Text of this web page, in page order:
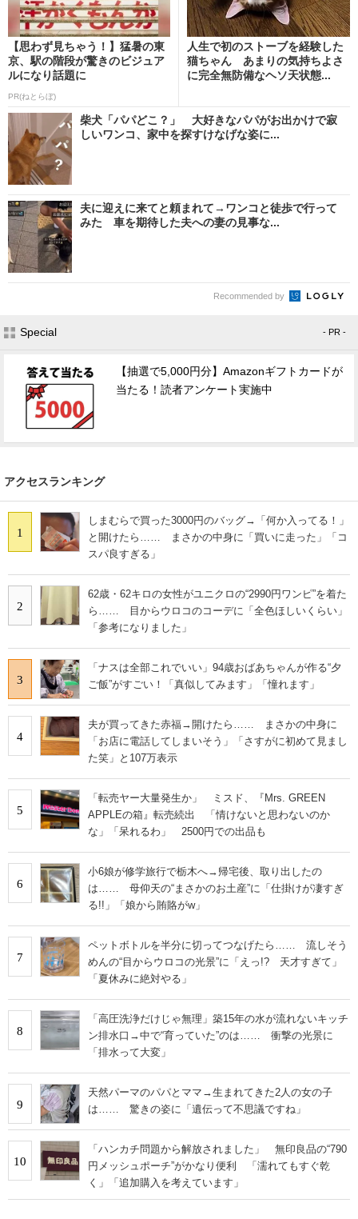
【思わず見ちゃう！】猛暑の東
京、駅の階段が驚きのビジュア
ルになり話題に
PR(ねとらぼ)
人生で初のストーブを経験した
猫ちゃん あまりの気持ちよさ
に完全無防備なヘソ天状態...
柴犬「パパどこ？」 大好きなパパがお出かけで寂
しいワンコ、家中を探すけなげな姿に...
夫に迎えに来てと頼まれて→ワンコと徒歩で行って
みた 車を期待した夫への妻の見事な...
Recommended by
Special - PR -
【抽選で5,000円分】Amazonギフトカードが
当たる！読者アンケート実施中
アクセスランキング
1
しまむらで買った3000円のバッグ→「何か入ってる！」
と開けたら…… まさかの中身に「買いに走った」「コ
スパ良すぎる」
2
62歳・62キロの女性がユニクロの“2990円ワンピ”を着た
ら…… 目からウロコのコーデに「全色ほしいくらい」
「参考になりました」
3
「ナスは全部これでいい」94歳おばあちゃんが作る“夕
ご飯”がすごい！「真似してみます」「憧れます」
4
夫が買ってきた赤福→開けたら…… まさかの中身に
「お店に電話してしまいそう」「さすがに初めて見まし
た笑」と107万表示
5
「転売ヤー大量発生か」 ミスド、『Mrs. GREEN
APPLEの箱』転売続出 「情けないと思わないのか
な」「呆れるわ」 2500円での出品も
6
小6娘が修学旅行で栃木へ→帰宅後、取り出したの
は…… 母仰天の“まさかのお土産”に「仕掛けが凄すぎ
る!!」「娘から賄賂がw」
7
ペットボトルを半分に切ってつなげたら…… 流しそう
めんの“目からウロコの光景”に「えっ!? 天才すぎて」
「夏休みに絶対やる」
8
「高圧洗浄だけじゃ無理」築15年の水が流れないキッチ
ン排水口→中で“育っていた”のは…… 衝撃の光景に
「排水って大変」
9
天然パーマのパパとママ→生まれてきた2人の女の子
は…… 驚きの姿に「遺伝って不思議ですね」
10
「ハンカチ問題から解放されました」 無印良品の“790
円メッシュポーチ”がかなり便利 「濡れてもすぐ乾
く」「追加購入を考えています」